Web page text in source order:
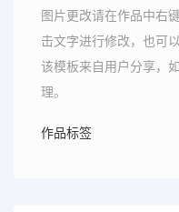
图片更改请在作品中右
击文字进行修改，也可
该模板来自用户分享，
理。
作品标签